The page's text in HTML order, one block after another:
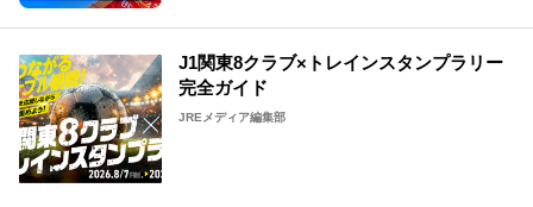
J1関東8クラブ×トレインスタンプラリー
完全ガイド
JREメディア編集部